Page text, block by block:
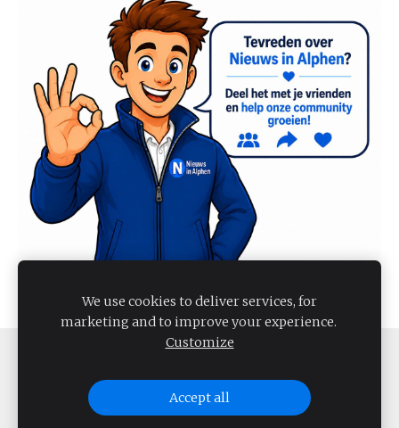
NIEUWS IN ALPHEN 2026
We use cookies to deliver services, for
marketing and to improve your experience.
Customize
Accept all